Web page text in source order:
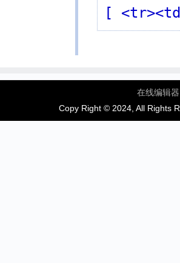
[
在线编辑器
Copy Right © 2024, All Rights